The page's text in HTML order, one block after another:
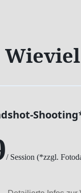
/ Session (*zzgl.